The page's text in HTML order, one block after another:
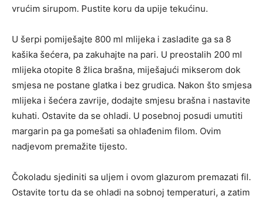
vrućim sirupom. Pustite koru da upije tekućinu.
U šerpi pomiješajte 800 ml mlijeka i zasladite ga sa 8
kašika šećera, pa zakuhajte na pari. U preostalih 200 ml
mlijeka otopite 8 žlica brašna, miješajući mikserom dok
smjesa ne postane glatka i bez grudica. Nakon što smjesa
mlijeka i šećera zavrije, dodajte smjesu brašna i nastavite
kuhati. Ostavite da se ohladi. U posebnoj posudi umutiti
margarin pa ga pomešati sa ohlađenim filom. Ovim
nadjevom premažite tijesto.
Čokoladu sjediniti sa uljem i ovom glazurom premazati fil.
Ostavite tortu da se ohladi na sobnoj temperaturi, a zatim